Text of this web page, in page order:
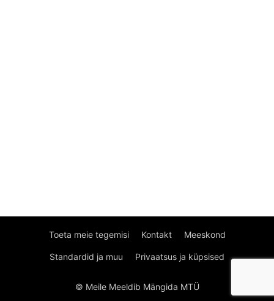
Toeta meie tegemisi Kontakt Meeskond
Standardid ja muu Privaatsus ja küpsised
© Meile Meeldib Mängida MTÜ